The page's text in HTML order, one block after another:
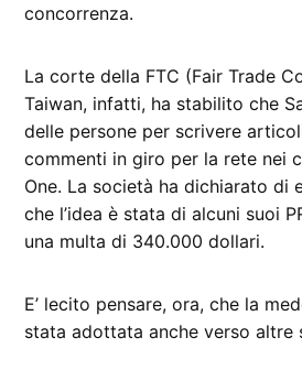
concorrenza.
La corte della FTC (Fair Trade
Taiwan, infatti, ha stabilito che
delle persone per scrivere
commenti in giro per la rete nei
One. La società ha dichiarato di
che l’idea è stata di alcuni suoi
una multa di 340.000 dollari.
E’ lecito pensare, ora, che la
stata adottata anche verso altre